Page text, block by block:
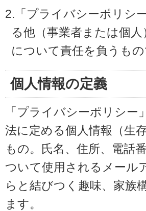
2.「プライバシーポリシ
る他（事業者または個
について責任を負うも
個人情報の定義
「プライバシーポリシ
法に定める個人情報（生
もの。氏名、住所、電話
ついて使用されるメール
らと結びつく趣味、家族
ます。